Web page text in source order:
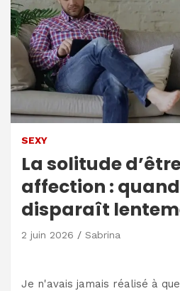
SEXY
La solitude
affection :
disparaît
2 juin 2026 Sabrina
Je n'avais jamais réalisé à